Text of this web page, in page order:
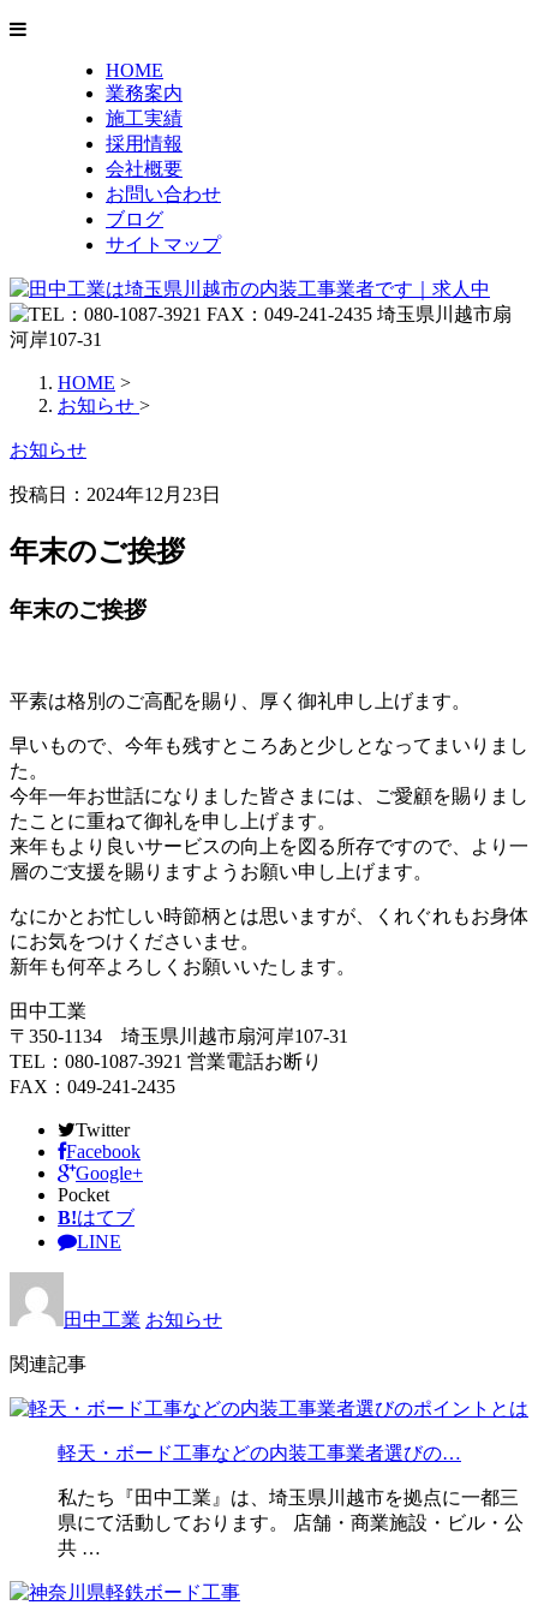
HOME
業務案内
施工実績
採用情報
会社概要
お問い合わせ
ブログ
サイトマップ
HOME >
お知らせ >
お知らせ
投稿日：2024年12月23日
年末のご挨拶
年末のご挨拶
平素は格別のご高配を賜り、厚く御礼申し上げます。
早いもので、今年も残すところあと少しとなってまいりまし
た。
今年一年お世話になりました皆さまには、ご愛顧を賜りまし
たことに重ねて御礼を申し上げます。
来年もより良いサービスの向上を図る所存ですので、より一
層のご支援を賜りますようお願い申し上げます。
なにかとお忙しい時節柄とは思いますが、くれぐれもお身体
にお気をつけくださいませ。
新年も何卒よろしくお願いいたします。
田中工業
〒350-1134 埼玉県川越市扇河岸107-31
TEL：080-1087-3921 営業電話お断り
FAX：049-241-2435
Twitter
Facebook
Google+
Pocket
B!はてブ
LINE
田中工業 お知らせ
関連記事
軽天・ボード工事などの内装工事業者選びの…
私たち『田中工業』は、埼玉県川越市を拠点に一都三
県にて活動しております。 店舗・商業施設・ビル・公
共 …